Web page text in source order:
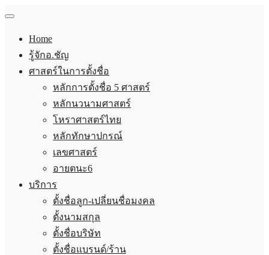
Home
รู้จักอ.ชัญ
ศาสตร์ในการตั้งชื่อ
หลักการตั้งชื่อ 5 ศาสตร์
หลักนวนามศาสตร์
โหราศาสตร์ไทย
หลักทักษาปกรณ์
เลขศาสตร์
อายตนะ6
บริการ
ตั้งชื่อลูก-เปลี่ยนชื่อมงคล
ตั้งนามสกุล
ตั้งชื่อบริษัท
ตั้งชื่อแบรนด์/ร้าน